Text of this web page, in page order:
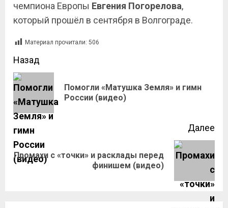
чемпиона Европы Евгения Погорелова,
который прошёл в сентября в Волгограде.
Материал прочитали: 506
Назад
Помогли «Матушка Земля» и гимн
России (видео)
Далее
Промахи с «точки» и расклады перед
финишем (видео)